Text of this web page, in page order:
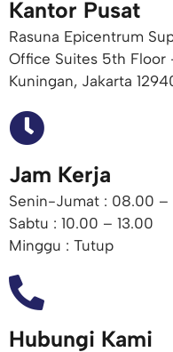
Kantor Pusat
Rasuna Epicentrum
Office Suites 5th Floor
Kuningan, Jakarta
Jam Kerja
Senin-Jumat : 08.00 –
Sabtu : 10.00 – 13.00
Minggu : Tutup
Hubungi Kami